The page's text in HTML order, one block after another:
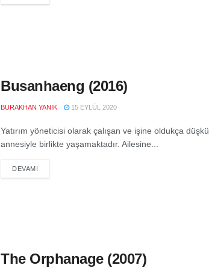
Busanhaeng (2016)
BURAKHAN YANIK 15 EYLÜL 2020
Yatırım yöneticisi olarak çalışan ve işine oldukça
annesiyle birlikte yaşamaktadır. Ailesine...
DEVAMI
The Orphanage (2007)